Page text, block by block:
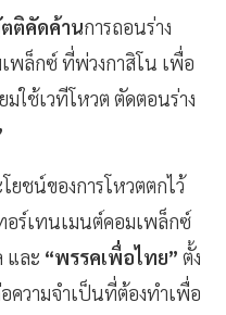
ติคัดค้านการถอนร่าง
พล็กซ์ ที่พ่วงกาสิโน เพื่อ
ใช้เวทีโหวต ตัดตอนร่าง
ยชน์ของการโหวตตกไว้
อร์เทนเมนต์คอมเพล็กซ์
และ “พรรคเพื่อไทย” ตั้ง
ความจำเป็นที่ต้องทำเพื่อ